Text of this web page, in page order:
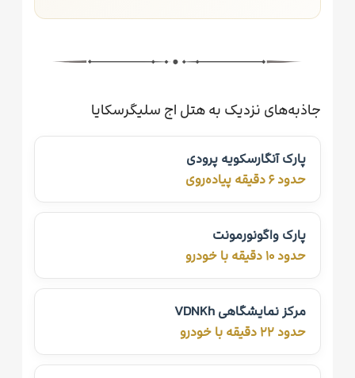
جاذبه‌های نزدیک به هتل اج سلیگرسکایا
پارک آنگارسکویه پرودی
حدود ۶ دقیقه پیاده‌روی
پارک واگونورمونت
حدود ۱۰ دقیقه با خودرو
مرکز نمایشگاهی VDNKh
حدود ۲۲ دقیقه با خودرو